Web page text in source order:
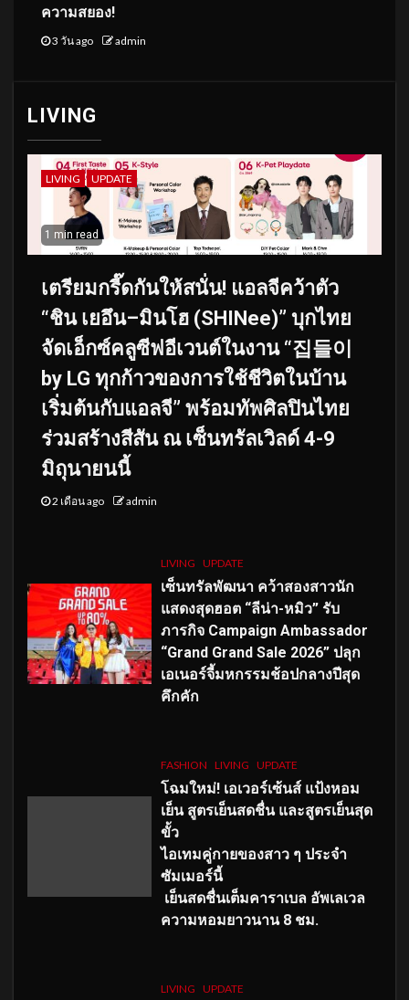
ความสยอง!
3 วัน ago admin
LIVING
LIVING UPDATE
1 min read
เตรียมกรี๊ดกันให้สนั่น! แอลจีคว้าตัว
“ชิน เยอึน–มินโฮ (SHINee)” บุกไทย
จัดเอ็กซ์คลูซีฟอีเวนต์ในงาน “집들이
by LG ทุกก้าวของการใช้ชีวิตในบ้าน
เริ่มต้นกับแอลจี” พร้อมทัพศิลปินไทย
ร่วมสร้างสีสัน ณ เซ็นทรัลเวิลด์ 4-9
มิถุนายนนี้
2 เดือน ago admin
LIVING UPDATE
เซ็นทรัลพัฒนา คว้าสองสาวนัก
แสดงสุดฮอต “ลีน่า-หมิว” รับ
ภารกิจ Campaign Ambassador
“Grand Grand Sale 2026” ปลุก
เอเนอร์จี้มหกรรมช้อปกลางปีสุด
คึกคัก
FASHION LIVING UPDATE
โฉมใหม่! เอเวอร์เซ้นส์ แป้งหอม
เย็น สูตรเย็นสดชื่น และสูตรเย็นสุด
ขั้ว
ไอเทมคู่กายของสาว ๆ ประจำ
ซัมเมอร์นี้
เย็นสดชื่นเต็มคาราเบล อัพเลเวล
ความหอมยาวนาน 8 ชม.
LIVING UPDATE